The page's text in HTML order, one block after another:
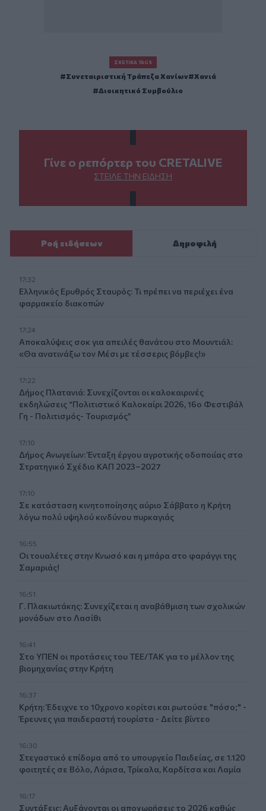
ΣΧΕΤΙΚΆ TAGS
Συνεταιριστική Τράπεζα Χανίων
Χανιά
Διοικητικό Συμβούλιο
Γίνε ο ρεπόρτερ του CRETALIVE
ΣΤΕΊΛΕ ΤΗΝ ΕΊΔΗΣΗ
Ροή ειδήσεων Δημοφιλή
17:32
Ελληνικός Ερυθρός Σταυρός: Τι πρέπει να περιέχει ένα
φαρμακείο διακοπών
17:24
Aποκαλύψεις σοκ για απειλές θανάτου στο Μουντιάλ:
«Θα ανατινάξω τον Μέσι με τέσσερις βόμβες!»
17:22
Δήμος Πλατανιά: Συνεχίζονται οι καλοκαιρινές
εκδηλώσεις “Πολιτιστικό Καλοκαίρι 2026, 16ο Φεστιβάλ
Γη - Πολιτισμός- Τουρισμός”
17:10
Δήμος Ανωγείων: Ένταξη έργου αγροτικής οδοποιίας στο
Στρατηγικό Σχέδιο ΚΑΠ 2023–2027
17:10
Σε κατάσταση κινητοποίησης αύριο Σάββατο η Κρήτη
λόγω πολύ υψηλού κινδύνου πυρκαγιάς
16:55
Οι τουαλέτες στην Κνωσό και η μπάρα στο φαράγγι της
Σαμαριάς!
16:51
Γ. Πλακιωτάκης: Συνεχίζεται η αναβάθμιση των σχολικών
μονάδων στο Λασίθι
16:41
Στο ΥΠΕΝ οι προτάσεις του ΤΕΕ/ΤΑΚ για το μέλλον της
βιομηχανίας στην Κρήτη
16:37
Κρήτη: Έδειχνε το 10χρονο κορίτσι και ρωτούσε "πόσο;" -
Έρευνες για παιδεραστή τουρίστα - Δείτε βίντεο
16:30
Στεγαστικό επίδομα από το υπουργείο Παιδείας, σε 1.120
φοιτητές σε Βόλο, Λάρισα, Τρίκαλα, Καρδίτσα και Λαμία
16:17
Συντάξεις: Αυξάνονται οι αποχωρήσεις το 2026 καθώς